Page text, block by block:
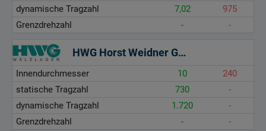
dynamische Tragzahl
7,02
975
Grenzdrehzahl
- -
HWG Horst Weidner GmbH
Innendurchmesser 10
240
statische Tragzahl
730
-
dynamische Tragzahl
1.720
-
Grenzdrehzahl
- -